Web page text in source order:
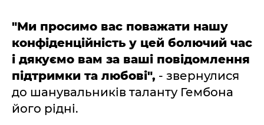
"Ми просимо вас поважати нашу
конфіденційність у цей болючий час
і дякуємо вам за ваші повідомлення
підтримки та любові", - звернулися
до шанувальників таланту Гембона
його рідні.